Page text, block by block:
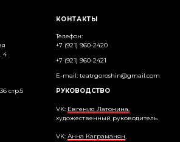
4
стр.5
КОНТАКТЫ
Телефон:
+7 (921) 960-2420
+7 (921) 960-2421
E-mail: teatrgoroshin@gmail.com
РУКОВОДСТВО
VK: Евгения Латонина,
художественный руководитель
VK: Анна Каграманян,